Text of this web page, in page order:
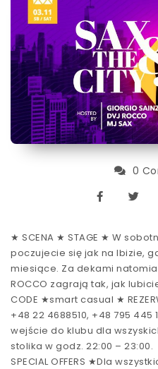
0
★ SCENA ★ STAGE ★ W
poczujecie się jak na Ibizie,
miesiące. Za dekami
ROCCO zagrają tak, jak
CODE ★smart casual ★
+48 22 4688510, +48 795
wejście do klubu dla
stolika w godz. 22:00 – 23:00.
SPECIAL OFFERS ★Dla